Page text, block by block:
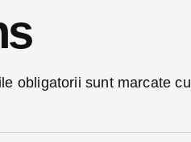
obligatorii sunt marcate cu